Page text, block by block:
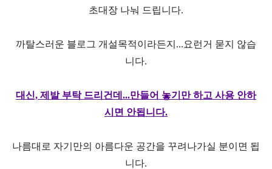
초대장 나눠 드립니다.
까탈스러운 블로그 개설목적이라든지...요런거 묻지 않습
니다.
대신, 제발 부탁 드리건데...만들어 놓기만 하고 사용 안하
시면 안됩니다.
나름대로 자기만의 아름다운 공간을 꾸려나가실 분이면 됩
니다.